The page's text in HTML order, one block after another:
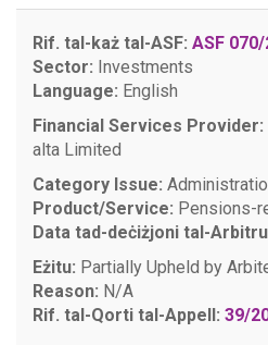
Rif. tal-każ tal-ASF: ASF
Sector: Investments
Language: English
Financial Services Provider:
alta Limited
Category Issue:
Product/Service: Pensions-
Data tad-deċiżjoni tal-
Eżitu: Partially Upheld by
Reason: N/A
Rif. tal-Qorti tal-Appell: 39/